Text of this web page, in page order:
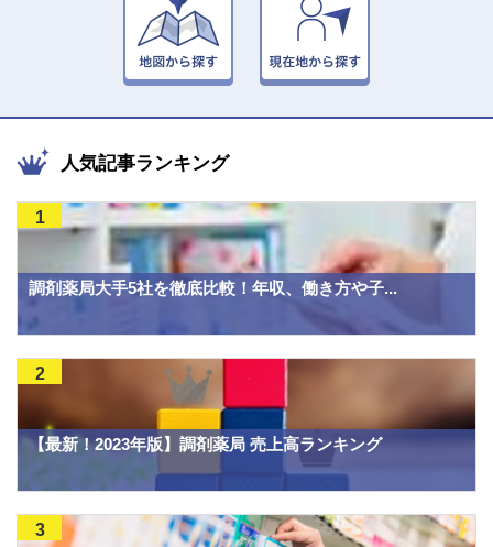
人気記事ランキング
調剤薬局大手5社を徹底比較！年収、働き方や子...
1
【最新！2023年版】調剤薬局 売上高ランキング
2
3